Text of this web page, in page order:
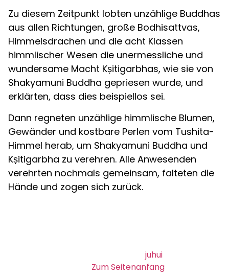
Zu diesem Zeitpunkt lobten unzählige Buddhas
aus allen Richtungen, große Bodhisattvas,
Himmelsdrachen und die acht Klassen
himmlischer Wesen die unermessliche und
wundersame Macht Kṣitigarbhas, wie sie von
Shakyamuni Buddha gepriesen wurde, und
erklärten, dass dies beispiellos sei.
Dann regneten unzählige himmlische Blumen,
Gewänder und kostbare Perlen vom Tushita-
Himmel herab, um Shakyamuni Buddha und
Kṣitigarbha zu verehren. Alle Anwesenden
verehrten nochmals gemeinsam, falteten die
Hände und zogen sich zurück.
juhui
Zum Seitenanfang